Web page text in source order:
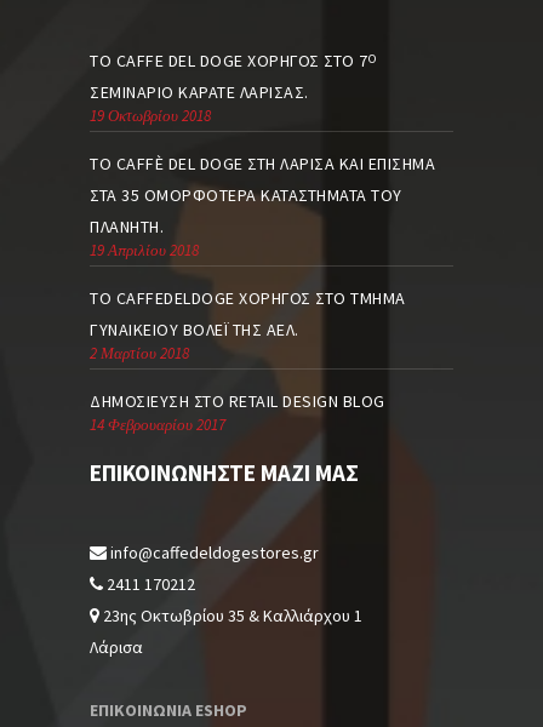
ΤΟ CAFFE DEL DOGE ΧΟΡΗΓΌΣ ΣΤΟ 7Ο
ΣΕΜΙΝΆΡΙΟ ΚΑΡΆΤΕ ΛΆΡΙΣΑΣ.
19 Οκτωβρίου 2018
ΤΟ CAFFÈ DEL DOGE ΣΤΗ ΛΆΡΙΣΑ ΚΑΙ ΕΠΊΣΗΜΑ
ΣΤΑ 35 ΟΜΟΡΦΌΤΕΡΑ ΚΑΤΑΣΤΉΜΑΤΑ ΤΟΥ
ΠΛΑΝΉΤΗ.
19 Απριλίου 2018
TO CAFFEDELDOGE ΧΟΡΗΓΌΣ ΣΤΟ ΤΜΉΜΑ
ΓΥΝΑΙΚΕΊΟΥ ΒΌΛΕΪ ΤΗΣ ΑΕΛ.
2 Μαρτίου 2018
ΔΗΜΟΣΊΕΥΣΗ ΣΤΟ RETAIL DESIGN BLOG
14 Φεβρουαρίου 2017
ΕΠΙΚΟΙΝΩΝΉΣΤΕ ΜΑΖΊ ΜΑΣ
info@caffedeldogestores.gr
2411 170212
23ης Οκτωβρίου 35 & Καλλιάρχου 1
Λάρισα
ΕΠΙΚΟΙΝΩΝΙΑ ESHOP